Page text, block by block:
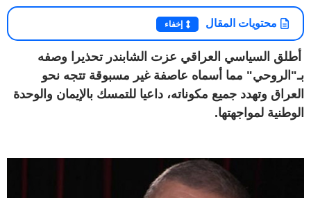
محتويات المقال إخفاء
أطلق السياسي العراقي عزت الشابندر تحذيرا وصفه
بـ"الروحي" مما أسماه عاصفة غير مسبوقة تتجه نحو
العراق وتهدد جميع مكوناته، داعيا للتمسك بالإيمان والوحدة
الوطنية لمواجهتها.